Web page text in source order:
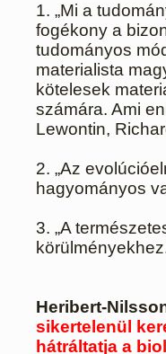
1. „Mi a
fogékony a
tudományos
materialista
kötelesek
számára. Ami
Lewontin,
2. „Az
hagyományos
3. „A
Heribert-
sikertelenül
hátráltatja a